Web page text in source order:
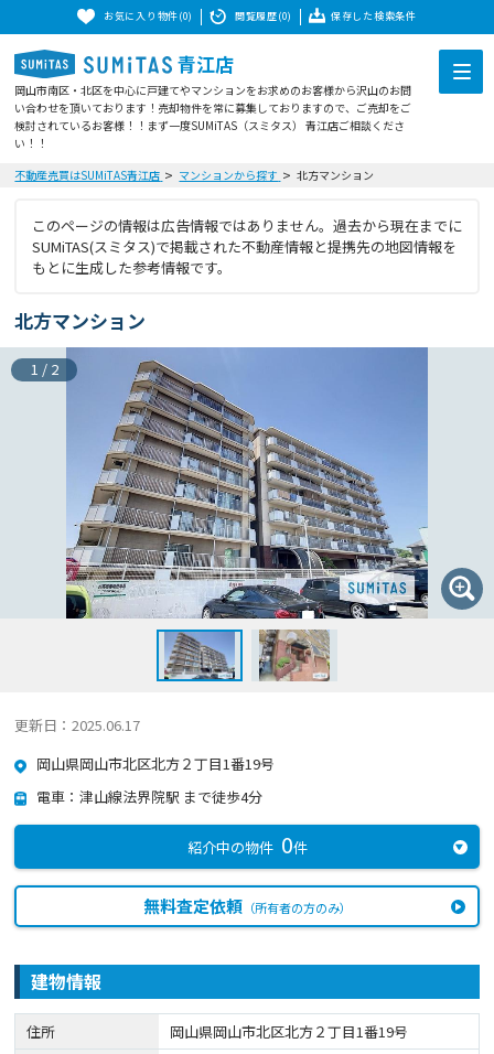
お気に入り物件(0) 閲覧履歴(0) 保存した検索条件
青江店
岡山市南区・北区を中心に戸建てやマンションをお求めのお客様から沢山のお問
い合わせを頂いております！売却物件を常に募集しておりますので、ご売却をご
検討されているお客様！！まず一度SUMiTAS（スミタス） 青江店ご相談くださ
い！！
不動産売買はSUMiTAS青江店
マンションから探す 北方マンション
このページの情報は広告情報ではありません。過去から現在までに
SUMiTAS(スミタス)で掲載された不動産情報と提携先の地図情報を
もとに生成した参考情報です。
北方マンション
1 / 2
更新日：2025.06.17
岡山県岡山市北区北方２丁目1番19号
電車：津山線法界院駅 まで徒歩4分
紹介中の物件 0件
無料査定依頼（所有者の方のみ）
建物情報
住所
岡山県岡山市北区北方２丁目1番19号